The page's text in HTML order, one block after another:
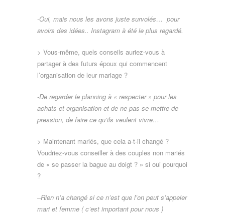
-Oui, mais nous les avons juste survolés… pour
avoirs des idées.. Instagram à été le plus regardé.
> Vous-même, quels conseils auriez-vous à
partager à des futurs époux qui commencent
l’organisation de leur mariage ?
-De regarder le planning à « respecter » pour les
achats et organisation et de ne pas se mettre de
pression, de faire ce qu’ils veulent vivre…
> Maintenant mariés, que cela a-t-il changé ?
Voudriez-vous conseiller à des couples non mariés
de « se passer la bague au doigt ? » si oui pourquoi
?
–Rien n’a changé si ce n’est que l’on peut s’appeler
mari et femme ( c’est important pour nous )